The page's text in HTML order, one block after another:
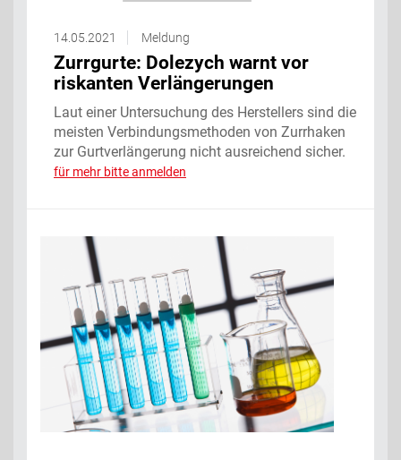
14.05.2021 Meldung
Zurrgurte: Dolezych warnt vor
riskanten Verlängerungen
Laut einer Untersuchung des Herstellers sind die
meisten Verbindungsmethoden von Zurrhaken
zur Gurtverlängerung nicht ausreichend sicher.
für mehr bitte anmelden